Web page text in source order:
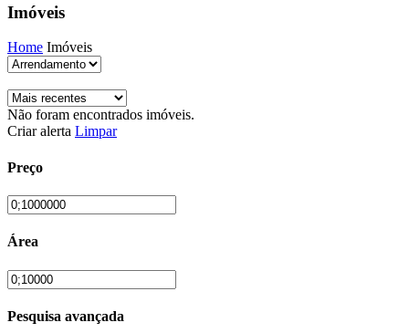
Imóveis
Home Imóveis
Não foram encontrados imóveis.
Criar alerta Limpar
Preço
Área
Pesquisa avançada